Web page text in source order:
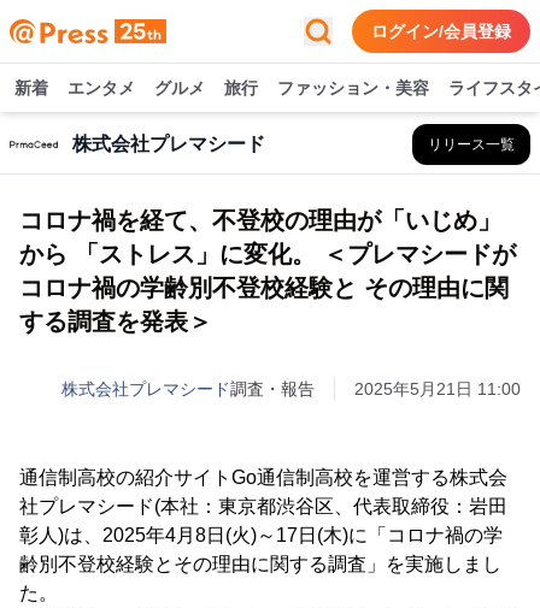
ログイン/会員登録
新着 エンタメ グルメ 旅行 ファッション・美容 ライフスタ
株式会社プレマシード リリース一覧
コロナ禍を経て、不登校の理由が「いじめ」
から 「ストレス」に変化。 ＜プレマシードが
コロナ禍の学齢別不登校経験と その理由に関
する調査を発表＞
株式会社プレマシード調査・報告 2025年5月21日 11:00
通信制高校の紹介サイトGo通信制高校を運営する株式会
社プレマシード(本社：東京都渋谷区、代表取締役：岩田
彰人)は、2025年4月8日(火)～17日(木)に「コロナ禍の学
齢別不登校経験とその理由に関する調査」を実施しまし
た。